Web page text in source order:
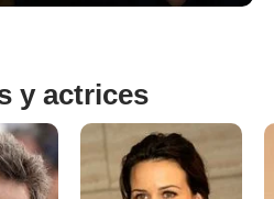
y actrices